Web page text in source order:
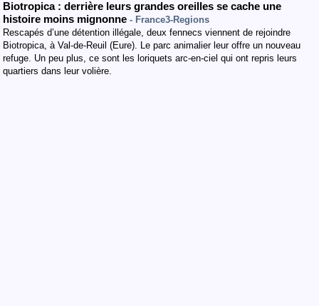
Biotropica : derrière leurs grandes oreilles se cache une
histoire moins mignonne - France3-Regions
Rescapés d’une détention illégale, deux fennecs viennent de rejoindre
Biotropica, à Val-de-Reuil (Eure). Le parc animalier leur offre un nouveau
refuge. Un peu plus, ce sont les loriquets arc-en-ciel qui ont repris leurs
quartiers dans leur volière.